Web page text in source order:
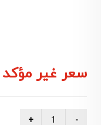
سعر غير مؤكد